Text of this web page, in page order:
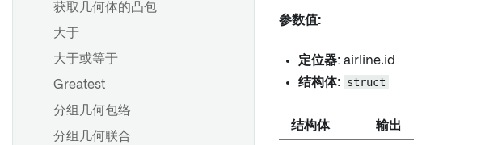
获取几何体的凸包
大于
大于或等于
Greatest
分组几何包络
分组几何联合
参数值:
定位器: airline.id
结构体: struct
结构体 输出